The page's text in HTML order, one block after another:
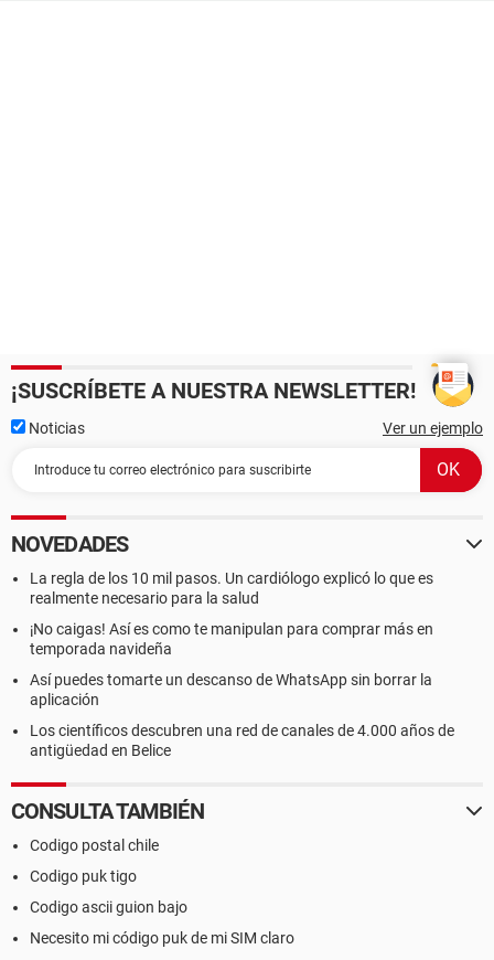
¡SUSCRÍBETE A NUESTRA NEWSLETTER!
Noticias Ver un ejemplo
NOVEDADES
La regla de los 10 mil pasos. Un cardiólogo explicó lo que es
realmente necesario para la salud
¡No caigas! Así es como te manipulan para comprar más en
temporada navideña
Así puedes tomarte un descanso de WhatsApp sin borrar la
aplicación
Los científicos descubren una red de canales de 4.000 años de
antigüedad en Belice
CONSULTA TAMBIÉN
Codigo postal chile
Codigo puk tigo
Codigo ascii guion bajo
Necesito mi código puk de mi SIM claro